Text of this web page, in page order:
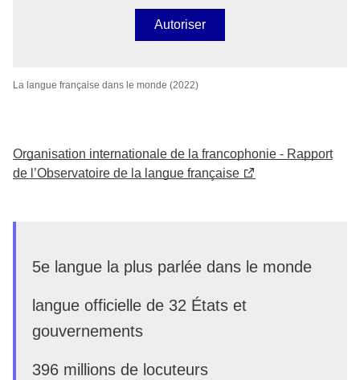
Autoriser
La langue française dans le monde (2022)
Organisation internationale de la francophonie - Rapport
de l’Observatoire de la langue française
5e langue la plus parlée dans le monde
langue officielle de 32 États et
gouvernements
396 millions de locuteurs